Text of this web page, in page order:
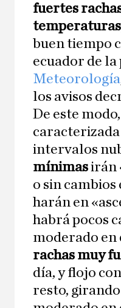
fuertes
temperaturas
buen tiempo
ecuador de
Meteorología
los avisos
De este
intervalos
mínimasirán
o sin
harán en
habrá pocos
moderado en
rachas muy
día, y flojo
resto,